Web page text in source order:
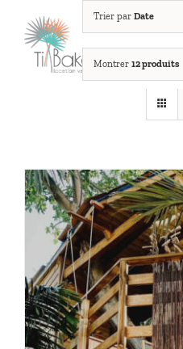
contenu
Trier par Date
Montrer 12 produits